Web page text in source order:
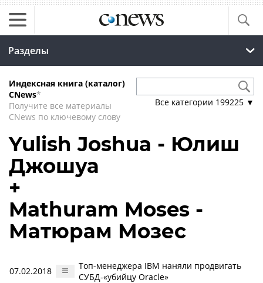
Разделы
Индексная книга (каталог)
CNews*
Получите все материалы
CNews по ключевому слову
Все категории 199225 ▼
Yulish Joshua - Юлиш
Джошуа
+
Mathuram Moses -
Матюрам Мозес
07.02.2018
Топ-менеджера IBM наняли продвигать
СУБД-«убийцу Oracle»